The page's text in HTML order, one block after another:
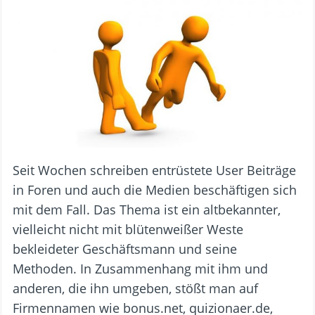
Seit Wochen schreiben entrüstete User Beiträge
in Foren und auch die Medien beschäftigen sich
mit dem Fall. Das Thema ist ein altbekannter,
vielleicht nicht mit blütenweißer Weste
bekleideter Geschäftsmann und seine
Methoden. In Zusammenhang mit ihm und
anderen, die ihn umgeben, stößt man auf
Firmennamen wie bonus.net, quizionaer.de,